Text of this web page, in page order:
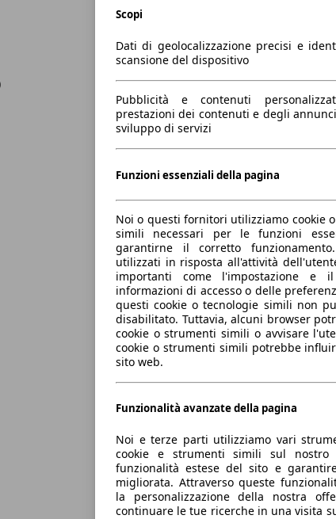
Scopi
Dati di geolocalizzazione precisi e
scansione del dispositivo
Pubblicità e contenuti
prestazioni dei contenuti e degli
sviluppo di servizi
Funzioni essenziali della pagina
Noi o questi fornitori utilizziamo cookie
simili necessari per le funzioni
garantirne il corretto
utilizzati in risposta all'attività
importanti come l'impostazione e
informazioni di accesso o delle
questi cookie o tecnologie simili non
disabilitato. Tuttavia, alcuni browser
cookie o strumenti simili o avvisare
cookie o strumenti simili potrebbe
sito web.
Funzionalità avanzate della pagina
Noi e terze parti utilizziamo vari
cookie e strumenti simili sul
funzionalità estese del sito e
migliorata. Attraverso queste
la personalizzazione della nostra
continuare le tue ricerche in una visita